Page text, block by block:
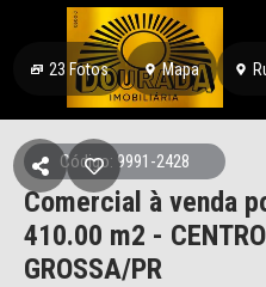
23 Fotos Mapa
Código: 9991-2428
Comercial à venda
410.00 m2 -
GROSSA/PR